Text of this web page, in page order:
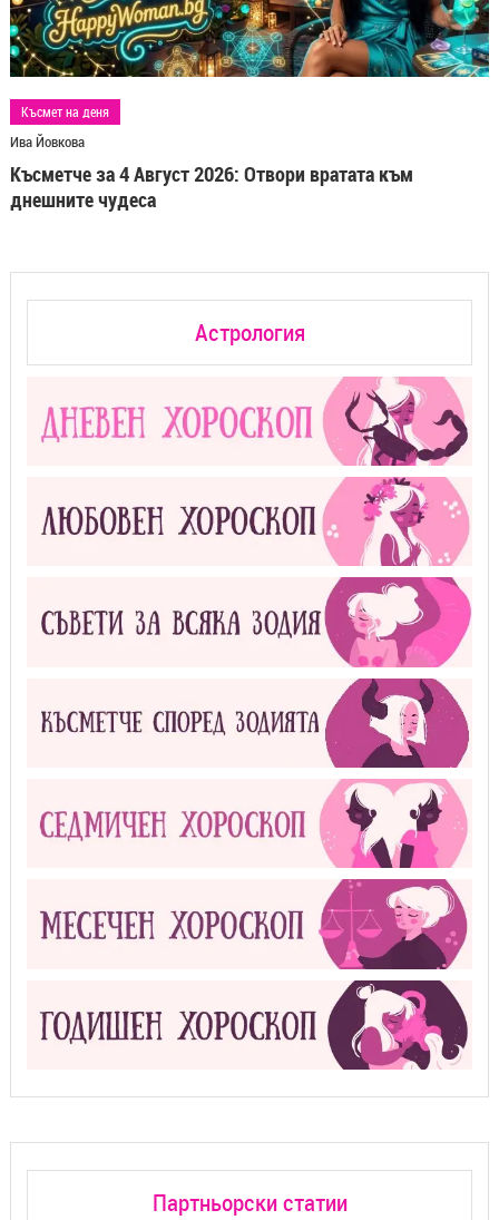
Късмет на деня
Ива Йовкова
Късметче за 4 Август 2026: Отвори вратата към
днешните чудеса
Астрология
Партньорски статии